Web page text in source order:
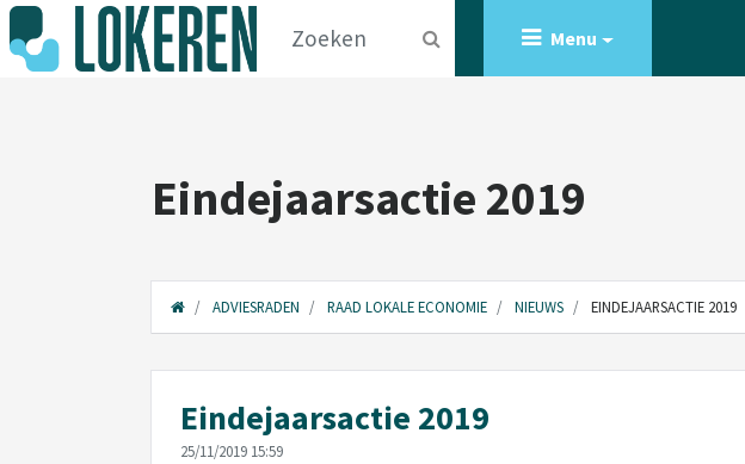
Menu
Eindejaarsactie 2019
ADVIESRADEN RAAD LOKALE ECONOMIE NIEUWS EINDEJAARSACTIE 2019
Eindejaarsactie 2019
25/11/2019 15:59